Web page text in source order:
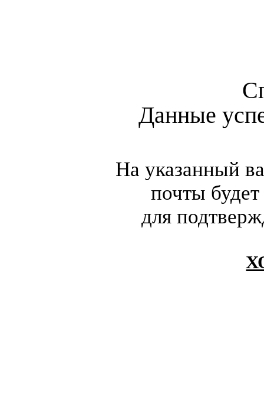
Данные
На указанный
почты
для